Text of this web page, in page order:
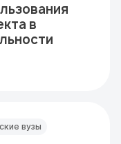
в
вузы